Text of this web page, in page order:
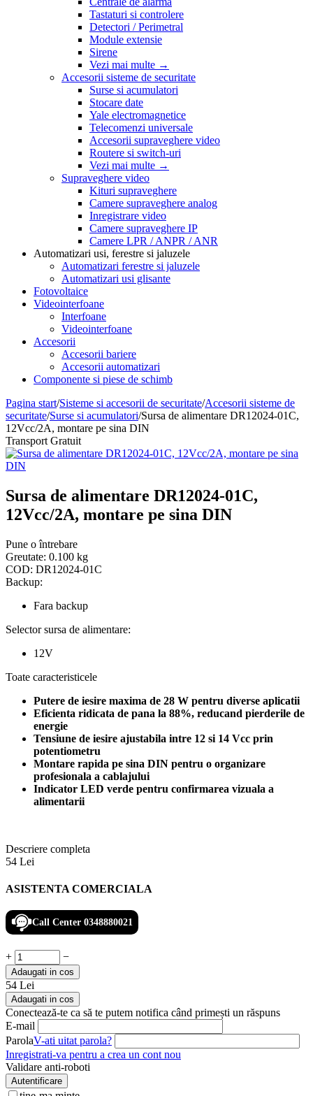
Tastaturi si controlere
Detectori / Perimetral
Module extensie
Sirene
Vezi mai multe →
Accesorii sisteme de securitate
Surse si acumulatori
Stocare date
Yale electromagnetice
Telecomenzi universale
Accesorii supraveghere video
Routere si switch-uri
Vezi mai multe →
Supraveghere video
Kituri supraveghere
Camere supraveghere analog
Inregistrare video
Camere supraveghere IP
Camere LPR / ANPR / ANR
Automatizari usi, ferestre si jaluzele
Automatizari ferestre si jaluzele
Automatizari usi glisante
Fotovoltaice
Videointerfoane
Interfoane
Videointerfoane
Accesorii
Accesorii bariere
Accesorii automatizari
Componente si piese de schimb
Pagina start/Sisteme si accesorii de securitate/Accesorii sisteme de
securitate/Surse si acumulatori/Sursa de alimentare DR12024-01C,
12Vcc/2A, montare pe sina DIN
Transport Gratuit
Sursa de alimentare DR12024-01C,
12Vcc/2A, montare pe sina DIN
Pune o întrebare
Greutate: 0.100 kg
COD: DR12024-01C
Backup:
Fara backup
Selector sursa de alimentare:
12V
Toate caracteristicele
Putere de iesire maxima de 28 W pentru diverse aplicatii
Eficienta ridicata de pana la 88%, reducand pierderile de
energie
Tensiune de iesire ajustabila intre 12 si 14 Vcc prin
potentiometru
Montare rapida pe sina DIN pentru o organizare
profesionala a cablajului
Indicator LED verde pentru confirmarea vizuala a
alimentarii
Descriere completa
54 Lei
ASISTENTA COMERCIALA
Call Center 0348880021
+ −
Adaugati in cos
54 Lei
Adaugati in cos
Conectează-te ca să te putem notifica când primești un răspuns
E-mail
ParolaV-ati uitat parola?
Inregistrati-va pentru a crea un cont nou
Validare anti-roboti
Autentificare